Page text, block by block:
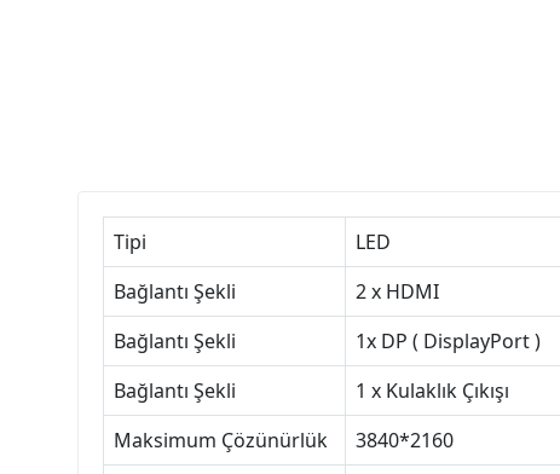
Tipi
LED
Bağlantı Şekli
2 x HDMI
Bağlantı Şekli
1x DP ( DisplayPort )
Bağlantı Şekli
1 x Kulaklık Çıkışı
Maksimum Çözünürlük
3840*2160